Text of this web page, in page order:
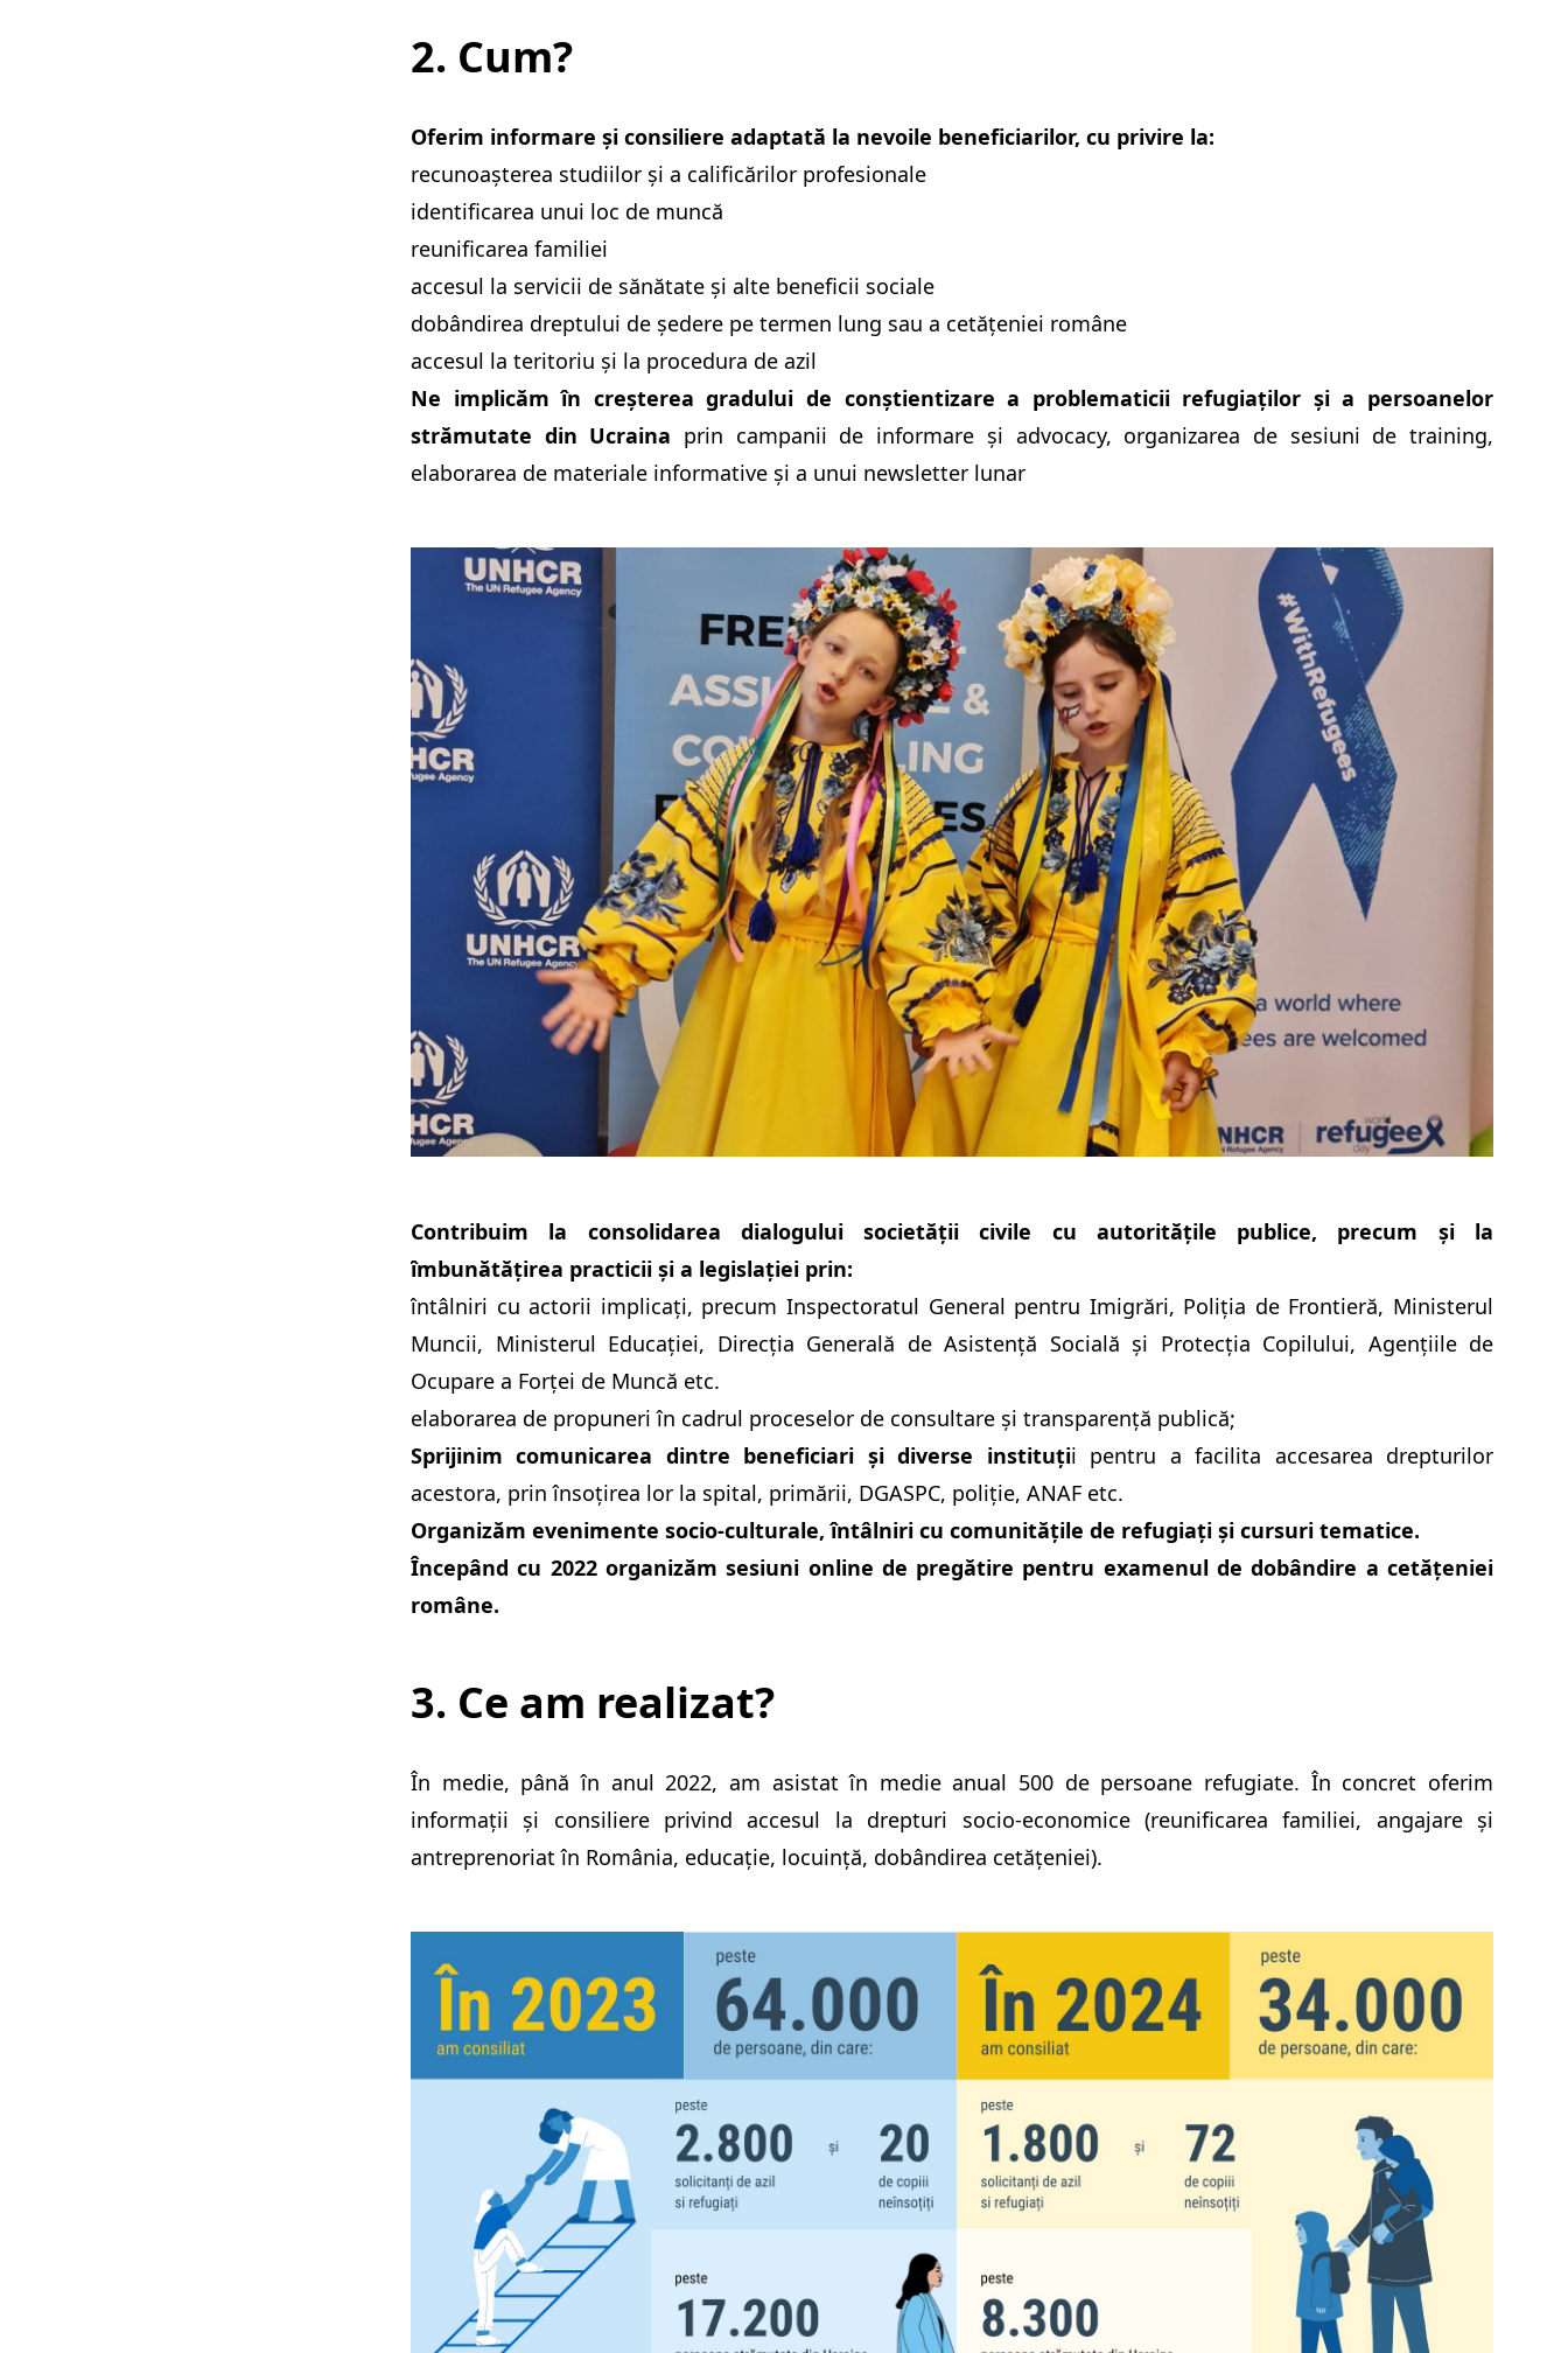
2. Cum?
Oferim informare și consiliere adaptată la nevoile beneficiarilor, cu privire la:
recunoașterea studiilor și a calificărilor profesionale
identificarea unui loc de muncă
reunificarea familiei
accesul la servicii de sănătate și alte beneficii sociale
dobândirea dreptului de ședere pe termen lung sau a cetățeniei române
accesul la teritoriu și la procedura de azil
Ne implicăm în creșterea gradului de conștientizare a problematicii refugiaților și a persoanelor
strămutate din Ucraina prin campanii de informare și advocacy, organizarea de sesiuni de training,
elaborarea de materiale informative și a unui newsletter lunar
Contribuim la consolidarea dialogului societății civile cu autoritățile publice, precum și la
îmbunătățirea practicii și a legislației prin:
întâlniri cu actorii implicați, precum Inspectoratul General pentru Imigrări, Poliția de Frontieră, Ministerul
Muncii, Ministerul Educației, Direcția Generală de Asistență Socială și Protecția Copilului, Agențiile de
Ocupare a Forței de Muncă etc.
elaborarea de propuneri în cadrul proceselor de consultare și transparență publică;
Sprijinim comunicarea dintre beneficiari și diverse instituții pentru a facilita accesarea drepturilor
acestora, prin însoțirea lor la spital, primării, DGASPC, poliție, ANAF etc.
Organizăm evenimente socio-culturale, întâlniri cu comunitățile de refugiați și cursuri tematice.
Începând cu 2022 organizăm sesiuni online de pregătire pentru examenul de dobândire a cetățeniei
române.
3. Ce am realizat?
În medie, până în anul 2022, am asistat în medie anual 500 de persoane refugiate. În concret oferim
informații și consiliere privind accesul la drepturi socio-economice (reunificarea familiei, angajare și
antreprenoriat în România, educație, locuință, dobândirea cetățeniei).